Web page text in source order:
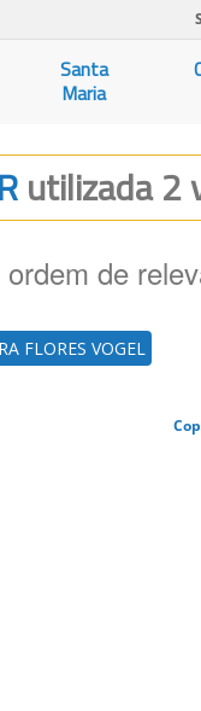
Santa
Maria
utilizada 2
de
FLORES VOGEL